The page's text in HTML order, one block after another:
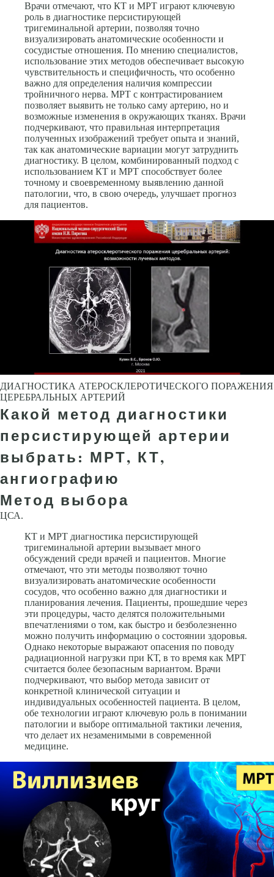
Врачи отмечают, что КТ и МРТ играют ключевую
роль в диагностике персистирующей
тригеминальной артерии, позволяя точно
визуализировать анатомические особенности и
сосудистые отношения. По мнению специалистов,
использование этих методов обеспечивает высокую
чувствительность и специфичность, что особенно
важно для определения наличия компрессии
тройничного нерва. МРТ с контрастированием
позволяет выявить не только саму артерию, но и
возможные изменения в окружающих тканях. Врачи
подчеркивают, что правильная интерпретация
полученных изображений требует опыта и знаний,
так как анатомические вариации могут затруднить
диагностику. В целом, комбинированный подход с
использованием КТ и МРТ способствует более
точному и своевременному выявлению данной
патологии, что, в свою очередь, улучшает прогноз
для пациентов.
ДИАГНОСТИКА АТЕРОСКЛЕРОТИЧЕСКОГО ПОРАЖЕНИЯ
ЦЕРЕБРАЛЬНЫХ АРТЕРИЙ
Какой метод диагностики
персистирующей артерии
выбрать: МРТ, КТ,
ангиографию
Метод выбора
ЦСА.
КТ и МРТ диагностика персистирующей
тригеминальной артерии вызывает много
обсуждений среди врачей и пациентов. Многие
отмечают, что эти методы позволяют точно
визуализировать анатомические особенности
сосудов, что особенно важно для диагностики и
планирования лечения. Пациенты, прошедшие через
эти процедуры, часто делятся положительными
впечатлениями о том, как быстро и безболезненно
можно получить информацию о состоянии здоровья.
Однако некоторые выражают опасения по поводу
радиационной нагрузки при КТ, в то время как МРТ
считается более безопасным вариантом. Врачи
подчеркивают, что выбор метода зависит от
конкретной клинической ситуации и
индивидуальных особенностей пациента. В целом,
обе технологии играют ключевую роль в понимании
патологии и выборе оптимальной тактики лечения,
что делает их незаменимыми в современной
медицине.